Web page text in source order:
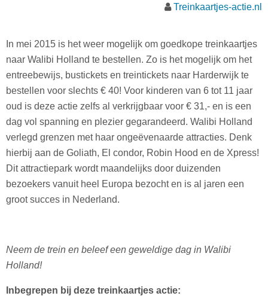
Treinkaartjes-actie.nl
In mei 2015 is het weer mogelijk om goedkope treinkaartjes
naar Walibi Holland te bestellen. Zo is het mogelijk om het
entreebewijs, bustickets en treintickets naar Harderwijk te
bestellen voor slechts € 40! Voor kinderen van 6 tot 11 jaar
oud is deze actie zelfs al verkrijgbaar voor € 31,- en is een
dag vol spanning en plezier gegarandeerd. Walibi Holland
verlegd grenzen met haar ongeëvenaarde attracties. Denk
hierbij aan de Goliath, El condor, Robin Hood en de Xpress!
Dit attractiepark wordt maandelijks door duizenden
bezoekers vanuit heel Europa bezocht en is al jaren een
groot succes in Nederland.
Neem de trein en beleef een geweldige dag in Walibi
Holland!
Inbegrepen bij deze treinkaartjes actie: